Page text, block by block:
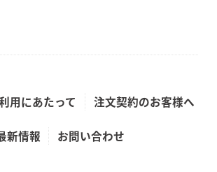
用にあたって 注文契約のお客様へ
新情報 お問い合わせ